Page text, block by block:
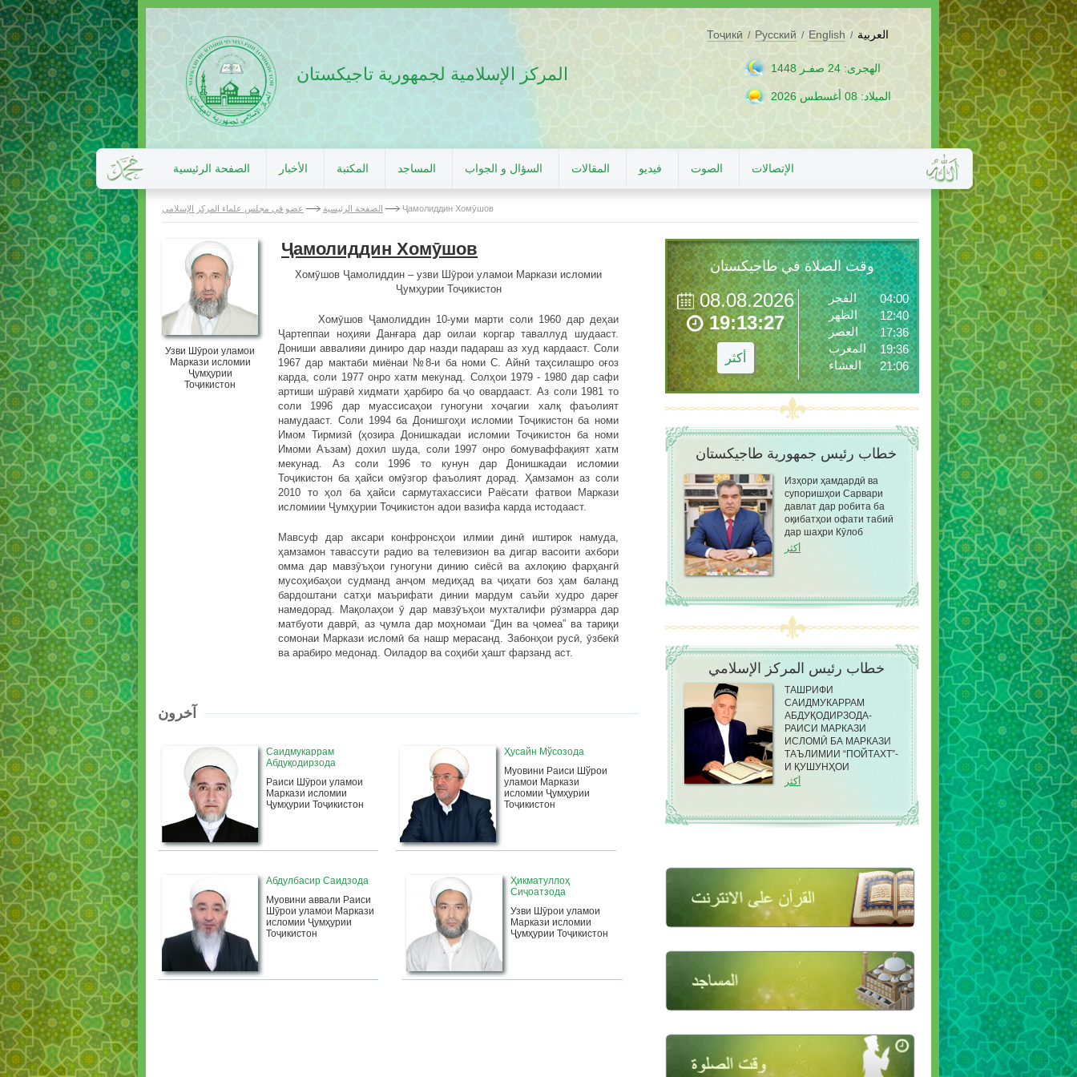
المركز الإسلامية لجمهورية تاجيكستان
Тоҷикӣ / Русский / English / العربية
الهجرى: 24 صفـر 1448
الميلاد: 08 أغسطس 2026
الصفحة الرئيسية الأخبار المكتبة المساجد السؤال و الجواب المقالات فيديو الصوت الإتصالات
الصفحة الرئيسية عضو في مجلس علماء المركز الإسلامي Ҷамолиддин Хомӯшов
Узви Шӯрои уламои
Маркази исломии
Ҷумҳурии
Тоҷикистон
Ҷамолиддин Хомӯшов
Хомӯшов Ҷамолиддин – узви Шӯрои уламои Маркази исломии
Ҷумҳурии Тоҷикистон
Хомӯшов Ҷамолиддин 10-уми марти соли 1960 дар деҳаи
Ҷартеппаи ноҳияи Данғара дар оилаи коргар таваллуд шудааст.
Дониши аввалияи диниро дар назди падараш аз худ кардааст. Соли
1967 дар мактаби миёнаи №8-и ба номи С. Айнӣ таҳсилашро оғоз
карда, соли 1977 онро хатм мекунад. Солҳои 1979 - 1980 дар сафи
артиши шӯравӣ хидмати ҳарбиро ба ҷо овардааст. Аз соли 1981 то
соли 1996 дар муассисаҳои гуногуни хоҷагии халқ фаъолият
намудааст. Соли 1994 ба Донишгоҳи исломии Тоҷикистон ба номи
Имом Тирмизӣ (ҳозира Донишкадаи исломии Тоҷикистон ба номи
Имоми Аъзам) дохил шуда, соли 1997 онро бомуваффақият хатм
мекунад. Аз соли 1996 то кунун дар Донишкадаи исломии
Тоҷикистон ба ҳайси омӯзгор фаъолият дорад. Ҳамзамон аз соли
2010 то ҳол ба ҳайси сармутахассиси Раёсати фатвои Маркази
исломиии Ҷумҳурии Тоҷикистон адои вазифа карда истодааст.
Мавсуф дар аксари конфронсҳои илмии динӣ иштирок намуда,
ҳамзамон тавассути радио ва телевизион ва дигар васоити ахбори
омма дар мавзӯъҳои гуногуни динию сиёсӣ ва ахлоқию фарҳангӣ
мусоҳибаҳои судманд анҷом медиҳад ва ҷиҳати боз ҳам баланд
бардоштани сатҳи маърифати динии мардум саъйи худро дареғ
намедорад. Мақолаҳои ӯ дар мавзӯъҳои мухталифи рӯзмарра дар
матбуоти даврӣ, аз ҷумла дар моҳномаи “Дин ва ҷомеа” ва тариқи
сомонаи Маркази исломӣ ба нашр мерасанд. Забонҳои русӣ, ӯзбекӣ
ва арабиро медонад. Оиладор ва соҳиби ҳашт фарзанд аст.
آخرون
Саидмукаррам
Абдуқодирзода
Раиси Шӯрои уламои
Маркази исломии
Ҷумҳурии Тоҷикистон
Ҳусайн Мўсозода
Муовини Раиси Шўрои
уламои Маркази
исломии Ҷумҳурии
Тоҷикистон
Абдулбасир Саидзода
Муовини аввали Раиси
Шӯрои уламои Маркази
исломии Ҷумҳурии
Тоҷикистон
Ҳикматуллоҳ
Сиҷоатзода
Узви Шӯрои уламои
Маркази исломии
Ҷумҳурии Тоҷикистон
وقت الصلاة في طاجيكستان
08.08.2026
19:13:28
أكثر
الفجر
04:00
الظهر
12:40
العصر
17:36
المغرب
19:36
العشاء
21:06
خطاب رئيس جمهورية طاجيكستان
Изҳори ҳамдардӣ ва
супоришҳои Сарвари
давлат дар робита ба
оқибатҳои офати табиӣ
дар шаҳри Кӯлоб
أكثر
خطاب رئيس المركز الإسلامي
ТАШРИФИ
САИДМУКАРРАМ
АБДУҚОДИРЗОДА-
РАИСИ МАРКАЗИ
ИСЛОМӢ БА МАРКАЗИ
ТАЪЛИМИИ “ПОЙТАХТ”-
И ҚУШУНҲОИ
САРҲАДИИ КДАМ ДАР
أكثر